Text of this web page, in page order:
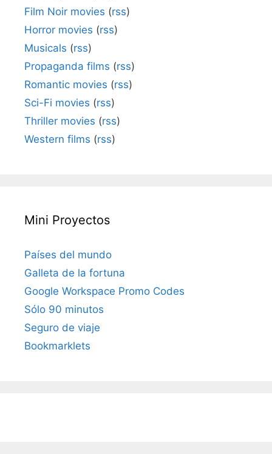
Film Noir movies (rss)
Horror movies (rss)
Musicals (rss)
Propaganda films (rss)
Romantic movies (rss)
Sci-Fi movies (rss)
Thriller movies (rss)
Western films (rss)
Mini Proyectos
Países del mundo
Galleta de la fortuna
Google Workspace Promo Codes
Sólo 90 minutos
Seguro de viaje
Bookmarklets